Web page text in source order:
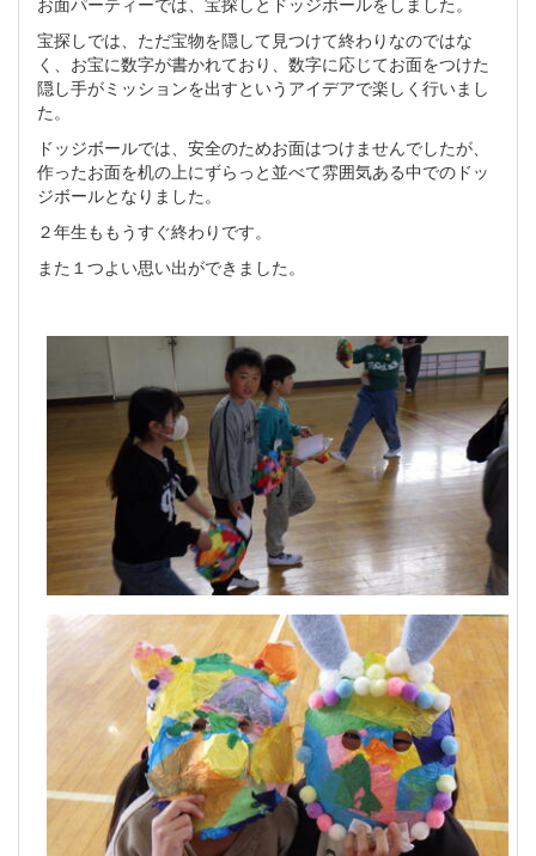
宝探しでは、ただ宝物を隠して見つけて終わりなのではな
く、お宝に数字が書かれており、数字に応じてお面をつけた
隠し手がミッションを出すというアイデアで楽しく行いまし
た。
ドッジボールでは、安全のためお面はつけませんでしたが、
作ったお面を机の上にずらっと並べて雰囲気ある中でのドッ
ジボールとなりました。
２年生ももうすぐ終わりです。
また１つよい思い出ができました。